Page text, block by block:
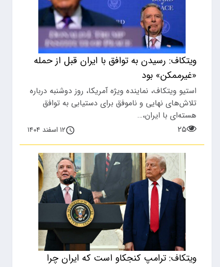
ویتکاف: رسیدن به توافق با ایران قبل از حمله
«غیرممکن» بود
استیو ویتکاف، نماینده ویژه آمریکا، روز دوشنبه درباره
تلاش‌های نهایی و ناموفق برای دستیابی به توافق
هسته‌ای با ایران،…
۲۵
۱۲ اسفند ۱۴۰۴
ویتکاف: ترامپ کنجکاو است که ایران چرا